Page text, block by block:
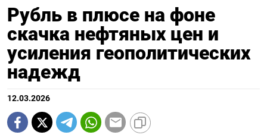
Рубль в плюсе на фоне
скачка нефтяных цен и
усиления геополитических
надежд
12.03.2026